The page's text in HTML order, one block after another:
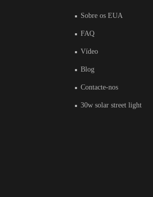
Sobre os EUA
FAQ
Vídeo
Blog
Contacte-nos
30w solar street light